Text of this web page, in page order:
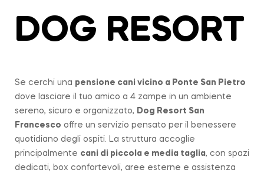
DOG RESORT
Se cerchi una pensione cani vicino a Ponte San Pietro
dove lasciare il tuo amico a 4 zampe in un ambiente
sereno, sicuro e organizzato, Dog Resort San
Francesco offre un servizio pensato per il benessere
quotidiano degli ospiti. La struttura accoglie
principalmente cani di piccola e media taglia, con spazi
dedicati, box confortevoli, aree esterne e assistenza